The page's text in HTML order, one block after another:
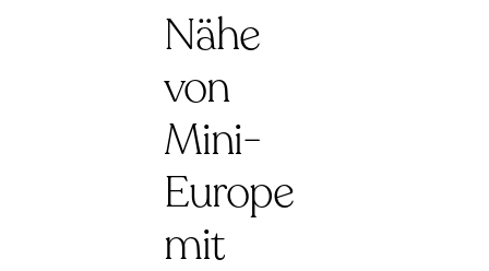
Nähe
von
Mini-
Europe
mit